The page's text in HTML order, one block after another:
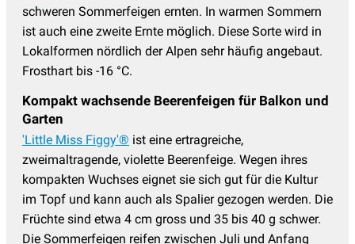
schweren Sommerfeigen ernten. In warmen Sommern
ist auch eine zweite Ernte möglich. Diese Sorte wird in
Lokalformen nördlich der Alpen sehr häufig angebaut.
Frosthart bis -16 °C.
Kompakt wachsende Beerenfeigen für Balkon und
Garten
'Little Miss Figgy'® ist eine ertragreiche,
zweimaltragende, violette Beerenfeige. Wegen ihres
kompakten Wuchses eignet sie sich gut für die Kultur
im Topf und kann auch als Spalier gezogen werden. Die
Früchte sind etwa 4 cm gross und 35 bis 40 g schwer.
Die Sommerfeigen reifen zwischen Juli und Anfang